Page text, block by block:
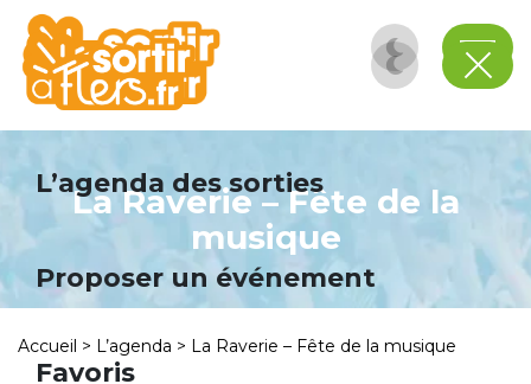
L’agenda des sorties
Proposer un événement
Favoris
La Raverie – Fête de la
musique
Accueil > L’agenda > La Raverie – Fête de la musique
Panneau de gestion des cookies